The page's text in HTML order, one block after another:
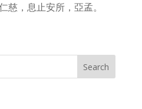
慈，息止安所，亞孟。